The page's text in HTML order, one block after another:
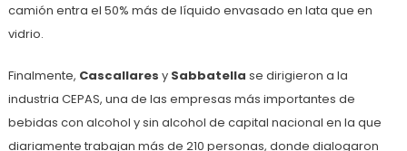
camión entra el 50% más de líquido envasado en lata que en
vidrio.
Finalmente, Cascallares y Sabbatella se dirigieron a la
industria CEPAS, una de las empresas más importantes de
bebidas con alcohol y sin alcohol de capital nacional en la que
diariamente trabajan más de 210 personas, donde dialogaron